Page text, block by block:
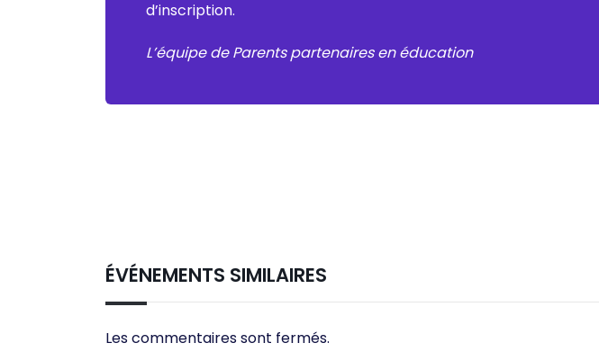
d’inscription.
L’équipe de Parents partenaires en éducation
ÉVÉNEMENTS SIMILAIRES
Les commentaires sont fermés.